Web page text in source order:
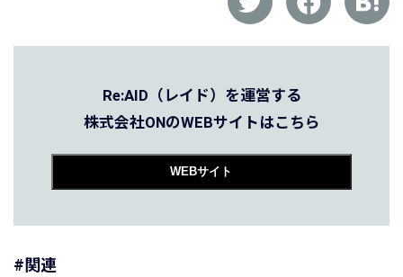
Re:AID（レイド）を運営する
株式会社ONのWEBサイトはこちら
WEBサイト
#関連